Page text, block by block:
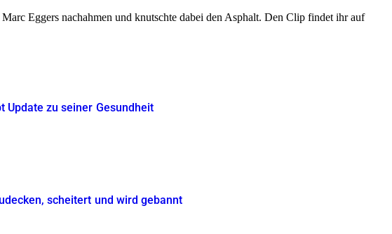
Eggers nachahmen und knutschte dabei den Asphalt. Den Clip findet ihr auf
Update zu seiner Gesundheit
scheitert und wird gebannt